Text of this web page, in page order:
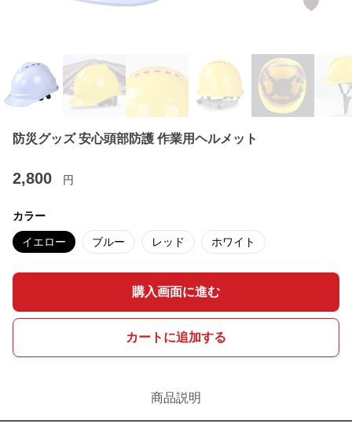
防災グッズ 安心頭部防護 作業用ヘルメット
2,800 円
カラー
イエロー ブルー レッド ホワイト
購入画面に進む
カートに追加する
商品説明